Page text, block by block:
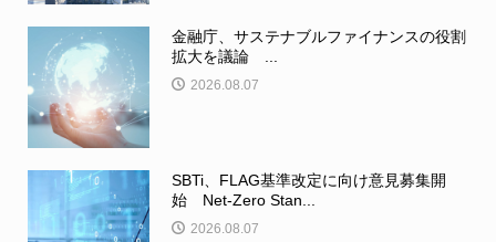
金融庁、サステナブルファイナンスの役割
拡大を議論 ...
2026.08.07
SBTi、FLAG基準改定に向け意見募集開
始 Net-Zero Stan...
2026.08.07